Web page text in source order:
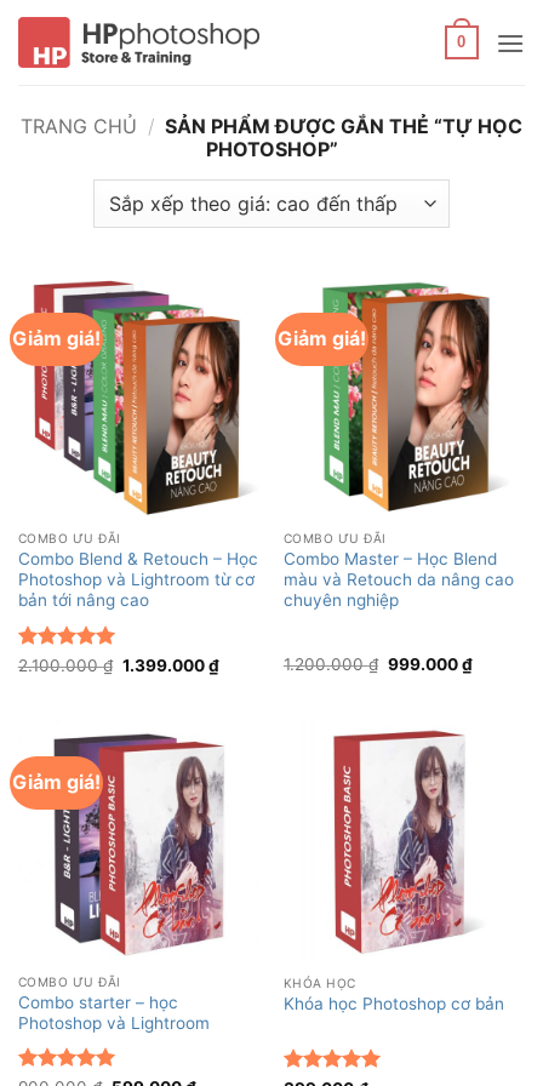
Bỏ
nội
0
TRANG CHỦ / SẢN PHẨM ĐƯỢC GẮN THẺ “TỰ HỌC
PHOTOSHOP”
Giảm giá!
COMBO ƯU ĐÃI
Combo Blend & Retouch – Học
Photoshop và Lightroom từ cơ
bản tới nâng cao
Được xếp
2.100.000₫ Giá
gốc
1.399.000₫Giá
hiện
Giảm giá!
COMBO ƯU ĐÃI
Combo Master – Học Blend
màu và Retouch da nâng cao
chuyên nghiệp
1.200.000₫ Giá
999.000₫Giá
hiện
Giảm giá!
COMBO ƯU ĐÃI
Combo starter – học
Photoshop và Lightroom
KHÓA HỌC
Khóa học Photoshop cơ bản